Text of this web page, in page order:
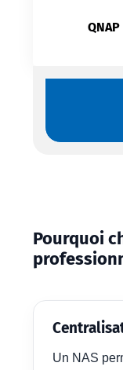
Pourquoi
Un NAS